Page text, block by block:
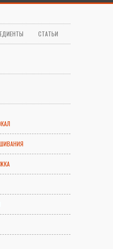
СТАТЬИ